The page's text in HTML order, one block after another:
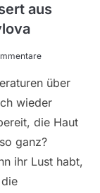
aus
über
wieder
die Haut
ganz?
ihr Lust habt,